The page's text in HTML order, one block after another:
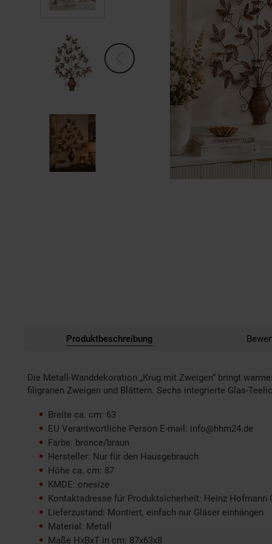
Produktbeschreibung
Die Metall-Wanddekoration „Krug mit Zweigen“ bringt
filigranen Zweigen und Blättern. Sechs integrierte Glas-
Breite ca. cm: 63
EU Verantwortliche Person E-mail: info@hhm24.de
Farbe: bronce/braun
Hersteller: Nur für den Hausgebrauch
Höhe ca. cm: 87
KMDE: onesize
Kontaktadresse für Produktsicherheit: Heinz Hofmann
Lieferzustand: Montiert, einfach nur Gläser einhängen
Material: Metall
Maße HxBxT in cm: 87x63x8